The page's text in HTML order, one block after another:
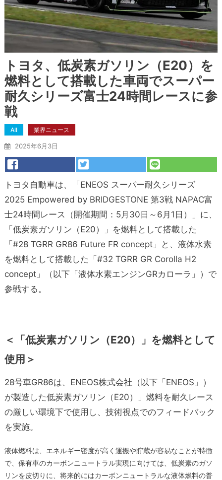
トヨタ、低炭素ガソリン（E20）を
燃料として搭載した車両でスーパー
耐久シリーズ富士24時間レースに参
戦
All 業界ニュース
2025年6月3日
トヨタ自動車は、「ENEOS スーパー耐久シリーズ
2025 Empowered by BRIDGESTONE 第3戦 NAPAC富
士24時間レース（開催期間：5月30日～6月1日）」に、
「低炭素ガソリン（E20）」を燃料として搭載した
「#28 TGRR GR86 Future FR concept」と、液体水素
を燃料として搭載した「#32 TGRR GR Corolla H2
concept」（以下「液体水素エンジンGRカローラ」）で
参戦する。
＜「低炭素ガソリン（E20）」を燃料として
使用＞
28号車GR86は、ENEOS株式会社（以下「ENEOS」）
が製造した低炭素ガソリン（E20）」燃料を耐久レース
の厳しい環境下で使用し、技術視点でのフィードバック
を実施。
液体燃料は、エネルギー密度が高く運搬や貯蔵が容易なことが特徴
で、保有車のカーボンニュートラル実現に向けては、低炭素のガソ
リンを皮切りに、将来的にはカーボンニュートラルな液体燃料の普